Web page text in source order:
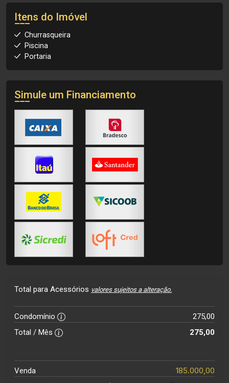
Itens do Imóvel
Churrasqueira
Piscina
Portaria
Simule um Financiamento
Total para Acessórios valores sujeitos a alteração.
Condomínio
275,00
Total / Mês
275,00
Venda 185.000,00